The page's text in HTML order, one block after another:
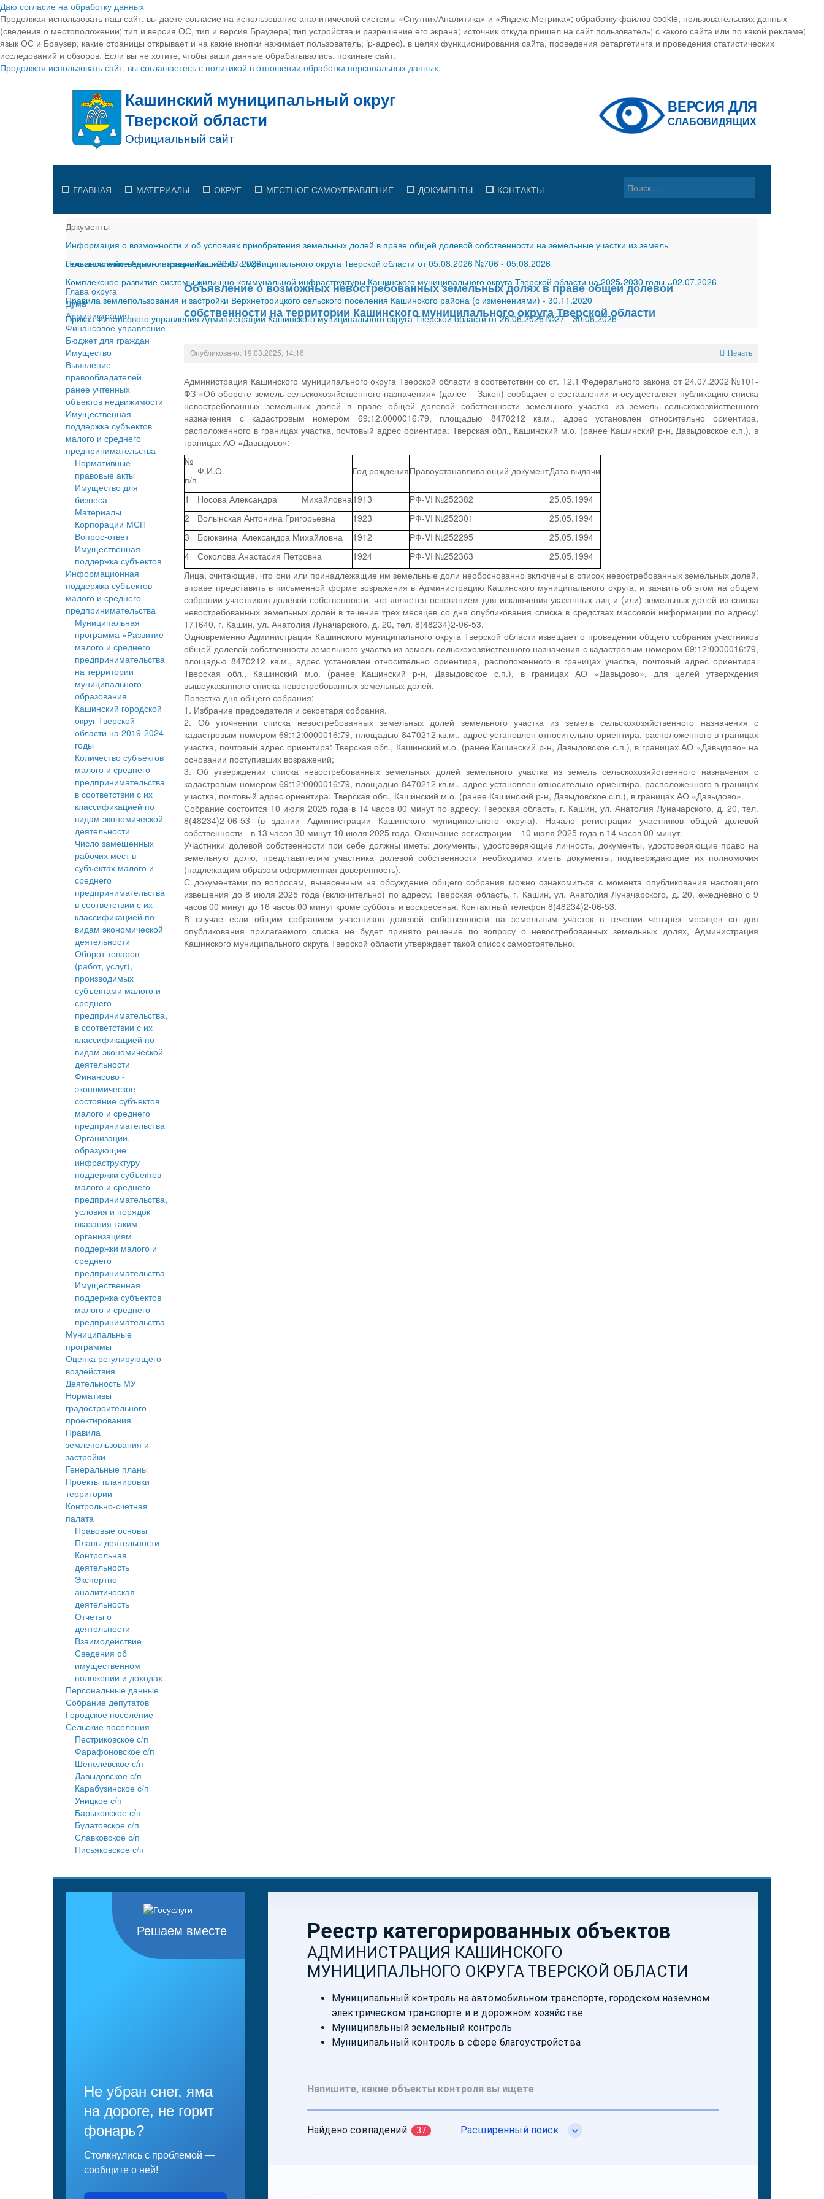
Даю согласие на обработку данных
Продолжая использовать наш сайт, вы даете согласие на использование аналитической системы «Спутник/Аналитика» и «Яндекс.Метрика»; обработку файлов cookie, пользовательских данных
(сведения о местоположении; тип и версия ОС, тип и версия Браузера; тип устройства и разрешение его экрана; источник откуда пришел на сайт пользователь; с какого сайта или по какой рекламе;
язык ОС и Браузер; какие страницы открывает и на какие кнопки нажимает пользователь; ip-адрес). в целях функционирования сайта, проведения ретаргетинга и проведения статистических
исследований и обзоров. Если вы не хотите, чтобы ваши данные обрабатывались, покиньте сайт.
Продолжая использовать сайт, вы соглашаетесь с политикой в отношении обработки персональных данных.
ГЛАВНАЯ МАТЕРИАЛЫ ОКРУГ МЕСТНОЕ САМОУПРАВЛЕНИЕ ДОКУМЕНТЫ КОНТАКТЫ
Документы
Информация о возможности и об условиях приобретения земельных долей в праве общей долевой собственности на земельные участки из земель
сельскохозяйственного назначения-29.07.2026
Постановление Администрации Кашинского муниципального округа Тверской области от 05.08.2026 №706 - 05.08.2026
Комплексное развитие системы жилищно-коммунальной инфраструктуры Кашинского муниципального округа Тверской области на 2025-2030 годы -02.07.2026
Правила землепользования и застройки Верхнетроицкого сельского поселения Кашинского района (с изменениями) - 30.11.2020
Приказ Финансового управления Администрации Кашинского муниципального округа Тверской области от 26.06.2026 №27-30.06.2026
Глава округа
Дума
Администрация
Финансовое управление
Бюджет для граждан
Имущество
Выявление
правообладателей
ранее учтенных
объектов недвижимости
Имущественная
поддержка субъектов
малого и среднего
предпринимательства
Нормативные
правовые акты
Имущество для
бизнеса
Материалы
Корпорации МСП
Вопрос-ответ
Имущественная
поддержка субъектов
Информационная
поддержка субъектов
малого и среднего
предпринимательства
Муниципальная
программа «Развитие
малого и среднего
предпринимательства
на территории
муниципального
образования
Кашинский городской
округ Тверской
области на 2019-2024
годы
Количество субъектов
малого и среднего
предпринимательства
в соответствии с их
классификацией по
видам экономической
деятельности
Число замещенных
рабочих мест в
субъектах малого и
среднего
предпринимательства
в соответствии с их
классификацией по
видам экономической
деятельности
Оборот товаров
(работ, услуг),
производимых
субъектами малого и
среднего
предпринимательства,
в соответствии с их
классификацией по
видам экономической
деятельности
Финансово -
экономическое
состояние субъектов
малого и среднего
предпринимательства
Организации,
образующие
инфраструктуру
поддержки субъектов
малого и среднего
предпринимательства,
условия и порядок
оказания таким
организациям
поддержки малого и
среднего
предпринимательства
Имущественная
поддержка субъектов
малого и среднего
предпринимательства
Муниципальные
программы
Оценка регулирующего
воздействия
Деятельность МУ
Нормативы
градостроительного
проектирования
Правила
землепользования и
застройки
Генеральные планы
Проекты планировки
территории
Контрольно-счетная
палата
Правовые основы
Планы деятельности
Контрольная
деятельность
Экспертно-
аналитическая
деятельность
Отчеты о
деятельности
Взаимодействие
Сведения об
имущественном
положении и доходах
Персональные данные
Собрание депутатов
Городское поселение
Сельские поселения
Пестриковское с/п
Фарафоновское с/п
Шепелевское с/п
Давыдовское с/п
Карабузинское с/п
Уницкое с/п
Барыковское с/п
Булатовское с/п
Славковское с/п
Письяковское с/п
Объявление о возможных невостребованных земельных долях в праве общей долевой
собственности на территории Кашинского муниципального округа Тверской области
Опубликовано: 19.03.2025, 14:16 Печать
Администрация Кашинского муниципального округа Тверской области в соответствии со ст. 12.1 Федерального закона от 24.07.2002 №101-
ФЗ «Об обороте земель сельскохозяйственного назначения» (далее – Закон) сообщает о составлении и осуществляет публикацию списка
невостребованных земельных долей в праве общей долевой собственности земельного участка из земель сельскохозяйственного
назначения с кадастровым номером 69:12:0000016:79, площадью 8470212 кв.м., адрес установлен относительно ориентира,
расположенного в границах участка, почтовый адрес ориентира: Тверская обл., Кашинский м.о. (ранее Кашинский р-н, Давыдовское с.п.), в
границах АО «Давыдово»:
№
п/п
Ф.И.О. Год рожденияПравоустанавливающий документДата выдачи
1 Носова Александра Михайловна1913 РФ-VI №252382
25.05.1994
2
Волынская Антонина Григорьевна 1923 РФ-VI №252301
25.05.1994
3
Брюквина Александра Михайловна 1912 РФ-VI №252295
25.05.1994
4
Соколова Анастасия Петровна 1924 РФ-VI №252363
25.05.1994
Лица, считающие, что они или принадлежащие им земельные доли необоснованно включены в список невостребованных земельных долей,
вправе представить в письменной форме возражения в Администрацию Кашинского муниципального округа, и заявить об этом на общем
собрании участников долевой собственности, что является основанием для исключения указанных лиц и (или) земельных долей из списка
невостребованных земельных долей в течение трех месяцев со дня опубликования списка в средствах массовой информации по адресу:
171640, г. Кашин, ул. Анатолия Луначарского, д. 20, тел. 8(48234)2-06-53.
Одновременно Администрация Кашинского муниципального округа Тверской области извещает о проведении общего собрания участников
общей долевой собственности земельного участка из земель сельскохозяйственного назначения с кадастровым номером 69:12:0000016:79,
площадью 8470212 кв.м., адрес установлен относительно ориентира, расположенного в границах участка, почтовый адрес ориентира:
Тверская обл., Кашинский м.о. (ранее Кашинский р-н, Давыдовское с.п.), в границах АО «Давыдово», для целей утверждения
вышеуказанного списка невостребованных земельных долей.
Повестка дня общего собрания:
1. Избрание председателя и секретаря собрания.
2. Об уточнении списка невостребованных земельных долей земельного участка из земель сельскохозяйственного назначения с
кадастровым номером 69:12:0000016:79, площадью 8470212 кв.м., адрес установлен относительно ориентира, расположенного в границах
участка, почтовый адрес ориентира: Тверская обл., Кашинский м.о. (ранее Кашинский р-н, Давыдовское с.п.), в границах АО «Давыдово» на
основании поступивших возражений;
3. Об утверждении списка невостребованных земельных долей земельного участка из земель сельскохозяйственного назначения с
кадастровым номером 69:12:0000016:79, площадью 8470212 кв.м., адрес установлен относительно ориентира, расположенного в границах
участка, почтовый адрес ориентира: Тверская обл., Кашинский м.о. (ранее Кашинский р-н, Давыдовское с.п.), в границах АО «Давыдово».
Собрание состоится 10 июля 2025 года в 14 часов 00 минут по адресу: Тверская область, г. Кашин, ул. Анатолия Луначарского, д. 20, тел.
8(48234)2-06-53 (в здании Администрации Кашинского муниципального округа). Начало регистрации участников общей долевой
собственности - в 13 часов 30 минут 10 июля 2025 года. Окончание регистрации – 10 июля 2025 года в 14 часов 00 минут.
Участники долевой собственности при себе должны иметь: документы, удостоверяющие личность, документы, удостоверяющие право на
земельную долю, представителям участника долевой собственности необходимо иметь документы, подтверждающие их полномочия
(надлежащим образом оформленная доверенность).
С документами по вопросам, вынесенным на обсуждение общего собрания можно ознакомиться с момента опубликования настоящего
извещения до 8 июля 2025 года (включительно) по адресу: Тверская область, г. Кашин, ул. Анатолия Луначарского, д. 20, ежедневно с 9
часов 00 минут до 16 часов 00 минут кроме субботы и воскресенья. Контактный телефон 8(48234)2-06-53.
В случае если общим собранием участников долевой собственности на земельным участок в течении четырёх месяцев со дня
опубликования прилагаемого списка не будет принято решение по вопросу о невостребованных земельных долях, Администрация
Кашинского муниципального округа Тверской области утверждает такой список самостоятельно.
Решаем вместе
Не убран снег, яма
на дороге, не горит
фонарь?
Столкнулись с проблемой —
сообщите о ней!